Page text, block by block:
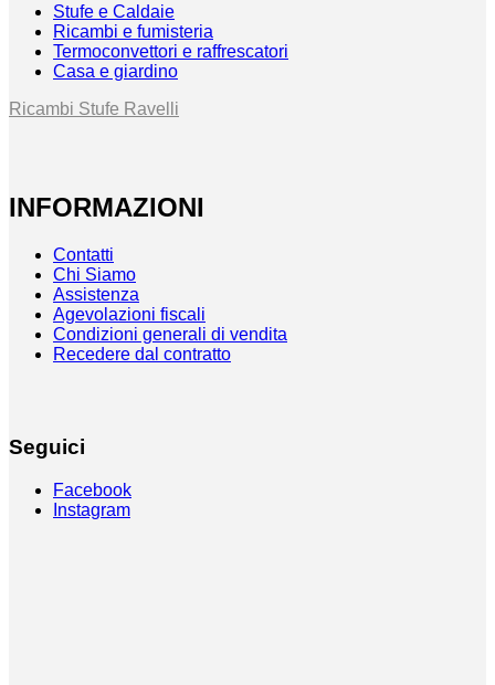
Stufe e Caldaie
Ricambi e fumisteria
Termoconvettori e raffrescatori
Casa e giardino
Ricambi Stufe Ravelli
INFORMAZIONI
Contatti
Chi Siamo
Assistenza
Agevolazioni fiscali
Condizioni generali di vendita
Recedere dal contratto
Seguici
Facebook
Instagram